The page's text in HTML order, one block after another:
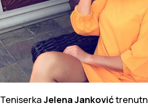
TeniserkaJelena Janković